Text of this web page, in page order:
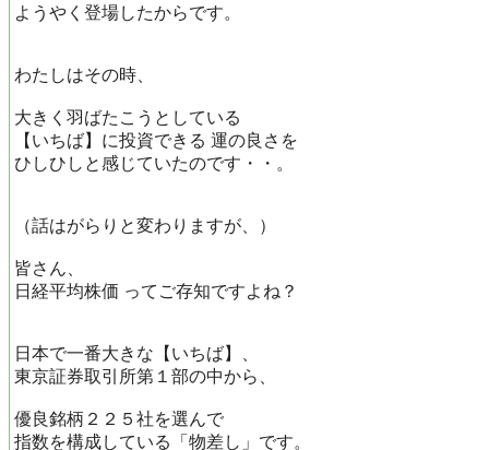
ようやく登場したからです。
わたしはその時、
大きく羽ばたこうとしている
【いちば】に投資できる 運の良さを
ひしひしと感じていたのです・・。
（話はがらりと変わりますが、）
皆さん、
日経平均株価 ってご存知ですよね？
日本で一番大きな【いちば】、
東京証券取引所第１部の中から、
優良銘柄２２５社を選んで
指数を構成している「物差し」です。